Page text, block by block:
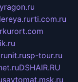
rti.com.ru
sp-tour.ru
DSHAIR.RU